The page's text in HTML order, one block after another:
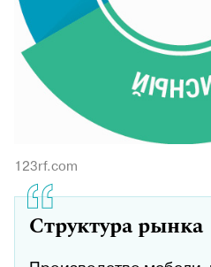
123rf.com
Структура рынка